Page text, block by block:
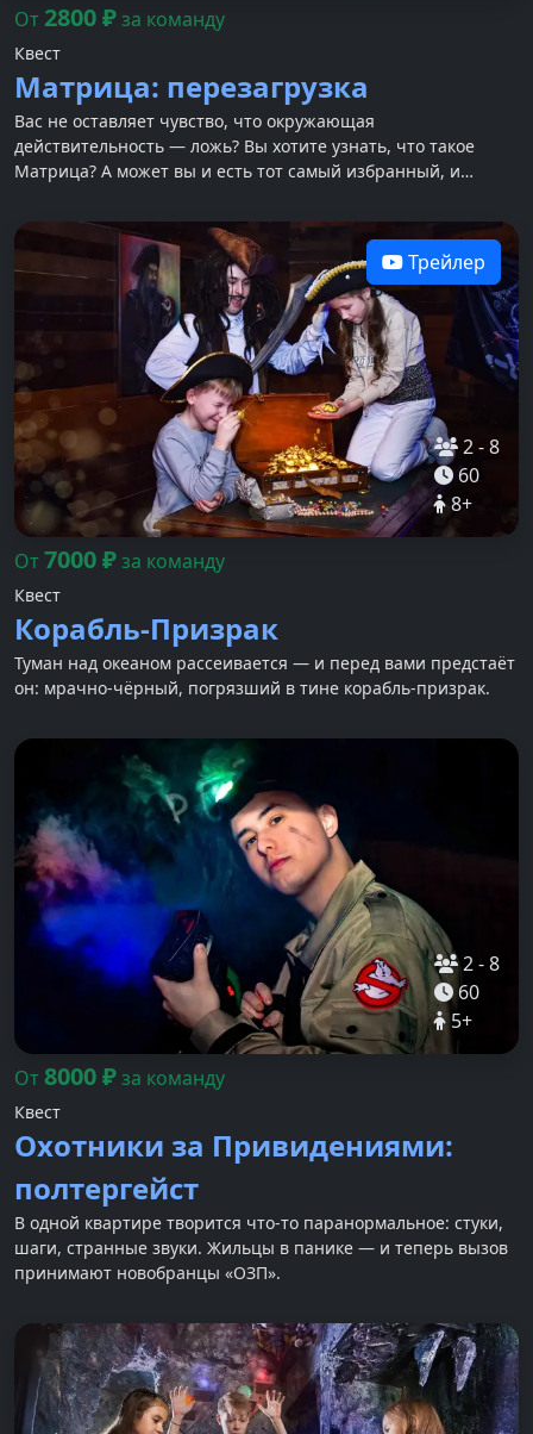
От 2800₽за команду
Квест
Матрица: перезагрузка
Вас не оставляет чувство, что окружающая
действительность — ложь? Вы хотите узнать, что такое
Матрица? А может вы и есть тот самый избранный, и
Архитектора Матрицы и спасти всё человечество?
2-8
60
8+
Трейлер
От7000₽за команду
Квест
Корабль-Призрак
Туман над океаном рассеивается — и перед вами предстаёт
он: мрачно-чёрный, погрязший в тине корабль-призрак.
2-8
60
5+
От8000₽за команду
Квест
Охотники за Привидениями:
полтергейст
В одной квартире творится что-то паранормальное: стуки,
шаги, странные звуки. Жильцы в панике — и теперь вызов
принимают новобранцы «ОЗП».